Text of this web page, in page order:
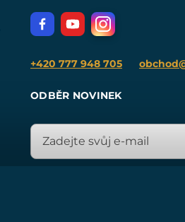
+420 777 948 705
ODBĚR NOVINEK